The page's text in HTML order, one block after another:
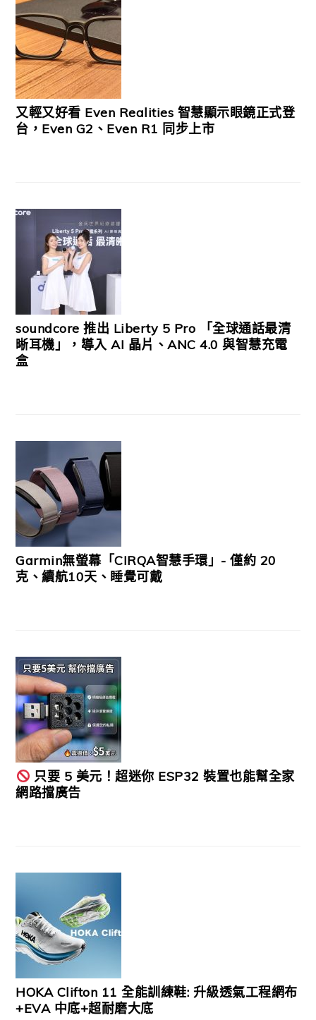
又輕又好看 Even Realities 智慧顯示眼鏡正式登
台，Even G2、Even R1 同步上市
soundcore 推出 Liberty 5 Pro 「全球通話最清
晰耳機」，導入 AI 晶片、ANC 4.0 與智慧充電
盒
Garmin無螢幕「CIRQA智慧手環」- 僅約 20
克、續航10天、睡覺可戴
只要 5 美元！超迷你 ESP32 裝置也能幫全家
網路擋廣告
HOKA Clifton 11 全能訓練鞋: 升級透氣工程網布
+EVA 中底+超耐磨大底